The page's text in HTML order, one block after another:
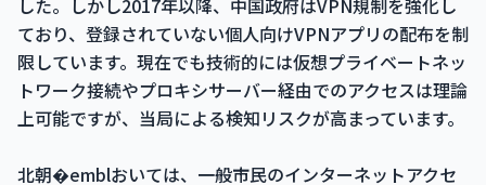
した。しかし2017年以降、中国政府はVPN規制を強化し
ており、登録されていない個人向けVPNアプリの配布を制
限しています。現在でも技術的には仮想プライベートネッ
トワーク接続やプロキシサーバー経由でのアクセスは理論
上可能ですが、当局による検知リスクが高まっています。
北朝�emblおいては、一般市民のインターネットアクセ